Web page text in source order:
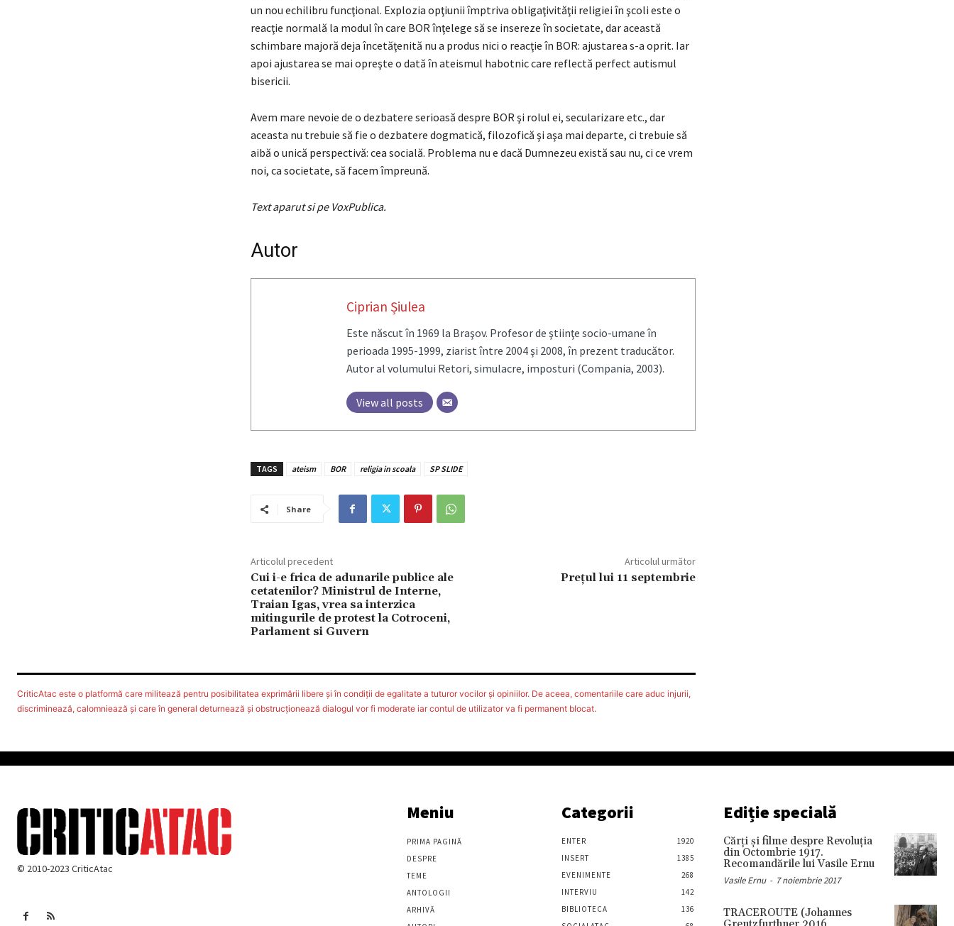
un nou echilibru funcţional. Explozia opţiunii împtriva obligaţivităţii religiei în şcoli este o
reacţie normală la modul în care BOR înţelege să se insereze în societate, dar această
schimbare majoră deja încetăţenită nu a produs nici o reacţie în BOR: ajustarea s-a oprit. Iar
apoi ajustarea se mai opreşte o dată în ateismul habotnic care reflectă perfect autismul
bisericii.
Avem mare nevoie de o dezbatere serioasă despre BOR şi rolul ei, secularizare etc., dar
aceasta nu trebuie să fie o dezbatere dogmatică, filozofică şi aşa mai departe, ci trebuie să
aibă o unică perspectivă: cea socială. Problema nu e dacă Dumnezeu există sau nu, ci ce vrem
noi, ca societate, să facem împreună.
Text aparut si pe VoxPublica.
Autor
Ciprian Șiulea
Este născut în 1969 la Braşov. Profesor de ştiinţe socio-umane în
perioada 1995-1999, ziarist între 2004 şi 2008, în prezent traducător.
Autor al volumului Retori, simulacre, imposturi (Compania, 2003).
View all posts
TAGS ateism BOR religia in scoala SP SLIDE
Share
Articolul precedent
Cui i-e frica de adunarile publice ale
cetatenilor? Ministrul de Interne,
Traian Igas, vrea sa interzica
mitingurile de protest la Cotroceni,
Parlament si Guvern
Articolul următor
Preţul lui 11 septembrie
CriticAtac este o platformă care militează pentru posibilitatea exprimării libere şi în condiţii de egalitate a tuturor vocilor şi opiniilor. De aceea, comentariile care aduc injurii,
discriminează, calomniează şi care în general deturnează şi obstrucţionează dialogul vor fi moderate iar contul de utilizator va fi permanent blocat.
© 2010-2023 CriticAtac
Meniu
PRIMA PAGINĂ
DESPRE
TEME
ANTOLOGII
ARHIVĂ
Categorii
ENTER
1920
INSERT
1385
EVENIMENTE
268
INTERVIU
142
BIBLIOTECA
136
Ediție specială
Cărţi şi filme despre Revoluţia
din Octombrie 1917.
Recomandările lui Vasile Ernu
Vasile Ernu - 7 noiembrie 2017
TRACEROUTE (Johannes